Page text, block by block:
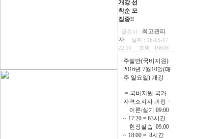
개강 선
착순 모
집중!!
글쓴이 : 최고관리
자
날짜 : 16-05-17
22:10
조회 : 16638
주말반(국비지원)
2016년 7월10일(매
주 일요일) 개강
= 국비지원 국가
자격소지자 과정 =
이론/실기 09:00
~ 17:20 = 63시간
현장실습 09:00
~ 18:00 = 8시간